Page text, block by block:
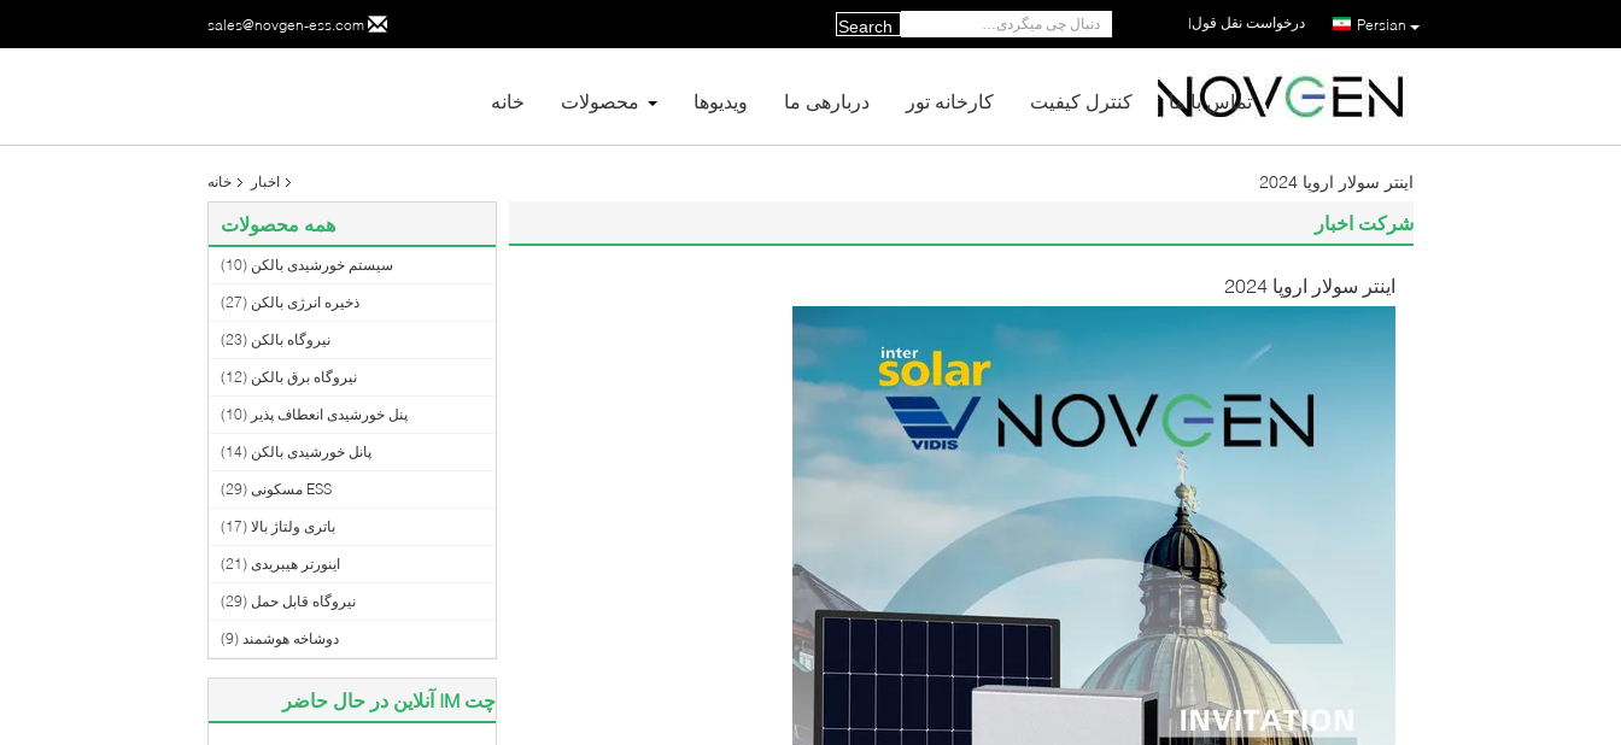
sales@novgen-ess.com Persian درخواست نقل قول|
Search
خانه محصولات ویدیوها دربارهی ما کارخانه تور کنترل کیفیت تماس با ما
خانه اخبار اینتر سولار اروپا 2024
همه محصولات
سیستم خورشیدی بالکن (10)
ذخیره انرژی بالکن (27)
نیروگاه بالکن (23)
نیروگاه برق بالکن (12)
پنل خورشیدی انعطاف پذیر (10)
پانل خورشیدی بالکن (14)
ESS مسکونی (29)
باتری ولتاژ بالا (17)
اینورتر هیبریدی (21)
نیروگاه قابل حمل (29)
دوشاخه هوشمند (9)
چت IM آنلاین در حال حاضر
شرکت اخبار
اینتر سولار اروپا 2024